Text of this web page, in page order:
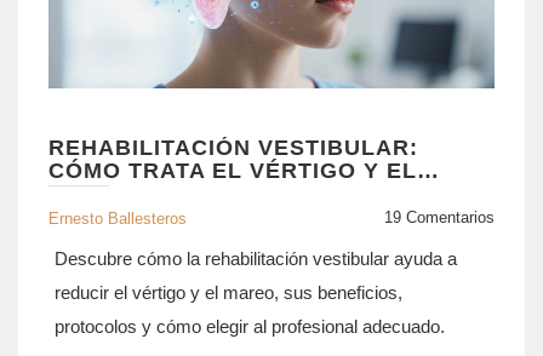
REHABILITACIÓN VESTIBULAR:
CÓMO TRATA EL VÉRTIGO Y EL
MAREO
Ernesto Ballesteros 19 Comentarios
Descubre cómo la rehabilitación vestibular ayuda a
reducir el vértigo y el mareo, sus beneficios,
protocolos y cómo elegir al profesional adecuado.